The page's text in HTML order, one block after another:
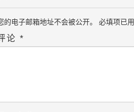
的电子邮箱地址不会被公开。 必填项已用
论 *